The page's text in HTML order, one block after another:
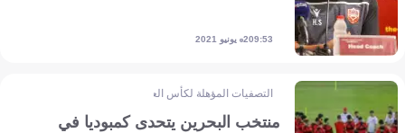
09:532 يونيو 2021
التصفيات المؤهلة لكأس العالم - آسيا
منتخب البحرين يتحدى كمبوديا في